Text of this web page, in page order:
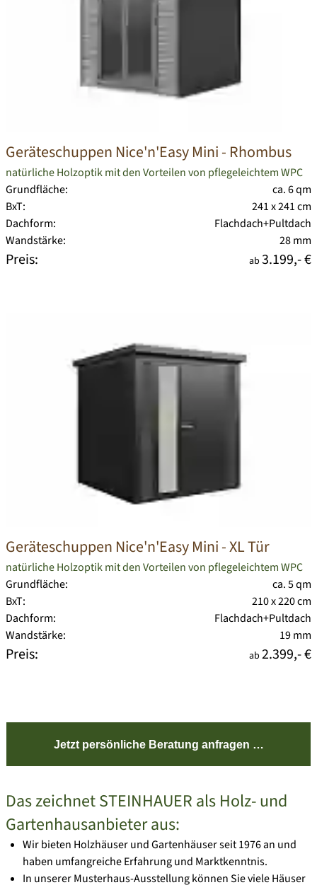
Geräteschuppen Nice'n'Easy Mini - Rhombus
natürliche Holzoptik mit den Vorteilen von pflegeleichtem WPC
Grundfläche:
ca. 6 qm
BxT:
241 x 241 cm
Dachform:
Flachdach+Pultdach
Wandstärke:
28 mm
Preis: ab 3.199,- €
Geräteschuppen Nice'n'Easy Mini - XL Tür
natürliche Holzoptik mit den Vorteilen von pflegeleichtem WPC
Grundfläche:
ca. 5 qm
BxT:
210 x 220 cm
Dachform:
Flachdach+Pultdach
Wandstärke:
19 mm
Preis: ab 2.399,- €
Jetzt persönliche Beratung anfragen …
Das zeichnet STEINHAUER als Holz- und
Gartenhausanbieter aus:
Wir bieten Holzhäuser und Gartenhäuser seit 1976 an und
haben umfangreiche Erfahrung und Marktkenntnis.
In unserer Musterhaus-Ausstellung können Sie viele Häuser